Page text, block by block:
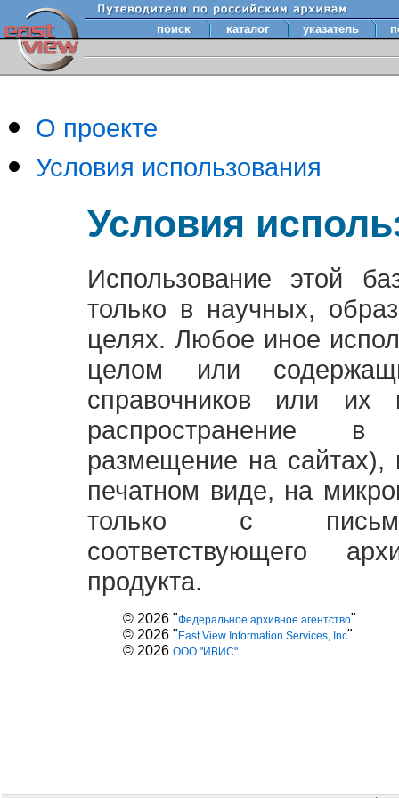
поиск каталог указатель
О проекте
Условия использования
Условия
Использование этой
только в научных,
целях. Любое иное
целом или
справочников или их
распространение
размещение на
печатном виде, на
только с
соответствующего
продукта.
© 2026 "Федеральное архивное агентство"
© 2026 " East View Information Services, Inc"
© 2026 ООО "ИВИС"